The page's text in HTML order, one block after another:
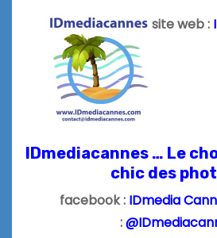
site web :
IDmediacannes … Le
chic des
facebook : IDmedia
: